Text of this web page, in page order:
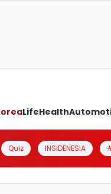
LifeHealth
Quiz INSIDENESIA